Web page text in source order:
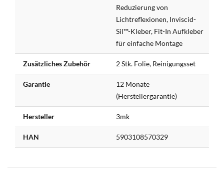
Reduzierung von
Lichtreflexionen, Inviscid-
Sil™-Kleber, Fit-In Aufkleber
für einfache Montage
Zusätzliches Zubehör 2 Stk. Folie, Reinigungsset
Garantie
12 Monate
(Herstellergarantie)
Hersteller 3mk
HAN 5903108570329